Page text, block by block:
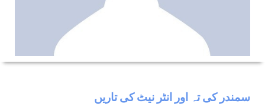
سمندر كی تہ اور انٹر نيٹ كی تاريں